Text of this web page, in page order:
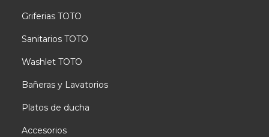
Griferias TOTO
Sanitarios TOTO
Washlet TOTO
Bañeras y Lavatorios
Platos de ducha
Accesorios